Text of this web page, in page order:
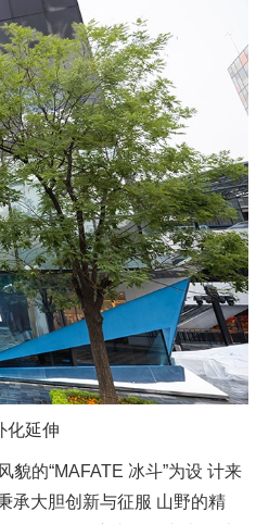
化延伸
的“MAFATE 冰斗”为设 计来
承大胆创新与征服 山野的精